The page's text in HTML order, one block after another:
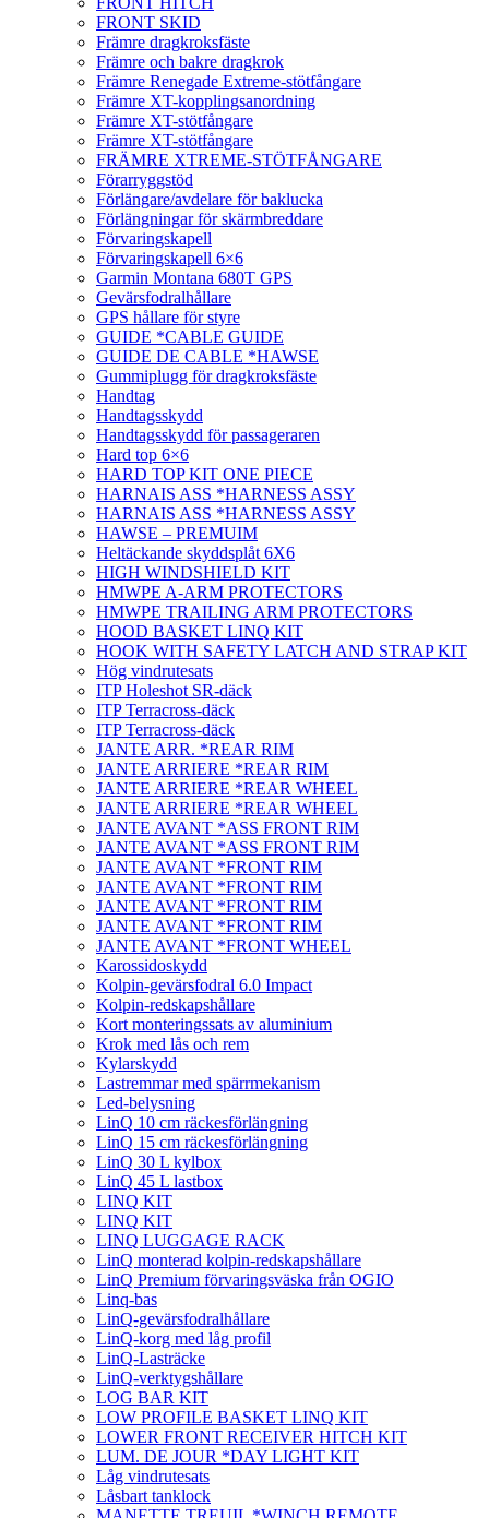
FRONT SKID
Främre dragkroksfäste
Främre och bakre dragkrok
Främre Renegade Extreme-stötfångare
Främre XT-kopplingsanordning
Främre XT-stötfångare
Främre XT-stötfångare
FRÄMRE XTREME-STÖTFÅNGARE
Förarryggstöd
Förlängare/avdelare för baklucka
Förlängningar för skärmbreddare
Förvaringskapell
Förvaringskapell 6×6
Garmin Montana 680T GPS
Gevärsfodralhållare
GPS hållare för styre
GUIDE *CABLE GUIDE
GUIDE DE CABLE *HAWSE
Gummiplugg för dragkroksfäste
Handtag
Handtagsskydd
Handtagsskydd för passageraren
Hard top 6×6
HARD TOP KIT ONE PIECE
HARNAIS ASS *HARNESS ASSY
HARNAIS ASS *HARNESS ASSY
HAWSE – PREMUIM
Heltäckande skyddsplåt 6X6
HIGH WINDSHIELD KIT
HMWPE A-ARM PROTECTORS
HMWPE TRAILING ARM PROTECTORS
HOOD BASKET LINQ KIT
HOOK WITH SAFETY LATCH AND STRAP KIT
Hög vindrutesats
ITP Holeshot SR-däck
ITP Terracross-däck
ITP Terracross-däck
JANTE ARR. *REAR RIM
JANTE ARRIERE *REAR RIM
JANTE ARRIERE *REAR WHEEL
JANTE ARRIERE *REAR WHEEL
JANTE AVANT *ASS FRONT RIM
JANTE AVANT *ASS FRONT RIM
JANTE AVANT *FRONT RIM
JANTE AVANT *FRONT RIM
JANTE AVANT *FRONT RIM
JANTE AVANT *FRONT RIM
JANTE AVANT *FRONT WHEEL
Karossidoskydd
Kolpin-gevärsfodral 6.0 Impact
Kolpin-redskapshållare
Kort monteringssats av aluminium
Krok med lås och rem
Kylarskydd
Lastremmar med spärrmekanism
Led-belysning
LinQ 10 cm räckesförlängning
LinQ 15 cm räckesförlängning
LinQ 30 L kylbox
LinQ 45 L lastbox
LINQ KIT
LINQ KIT
LINQ LUGGAGE RACK
LinQ monterad kolpin-redskapshållare
LinQ Premium förvaringsväska från OGIO
Linq-bas
LinQ-gevärsfodralhållare
LinQ-korg med låg profil
LinQ-Lasträcke
LinQ-verktygshållare
LOG BAR KIT
LOW PROFILE BASKET LINQ KIT
LOWER FRONT RECEIVER HITCH KIT
LUM. DE JOUR *DAY LIGHT KIT
Låg vindrutesats
Låsbart tanklock